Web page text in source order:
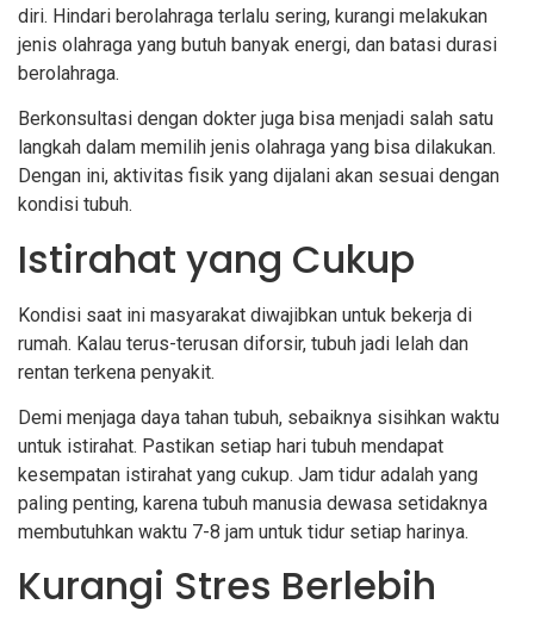
diri. Hindari berolahraga terlalu sering, kurangi melakukan
jenis olahraga yang butuh banyak energi, dan batasi durasi
berolahraga.
Berkonsultasi dengan dokter juga bisa menjadi salah satu
langkah dalam memilih jenis olahraga yang bisa dilakukan.
Dengan ini, aktivitas fisik yang dijalani akan sesuai dengan
kondisi tubuh.
Istirahat yang Cukup
Kondisi saat ini masyarakat diwajibkan untuk bekerja di
rumah. Kalau terus-terusan diforsir, tubuh jadi lelah dan
rentan terkena penyakit.
Demi menjaga daya tahan tubuh, sebaiknya sisihkan waktu
untuk istirahat. Pastikan setiap hari tubuh mendapat
kesempatan istirahat yang cukup. Jam tidur adalah yang
paling penting, karena tubuh manusia dewasa setidaknya
membutuhkan waktu 7-8 jam untuk tidur setiap harinya.
Kurangi Stres Berlebih